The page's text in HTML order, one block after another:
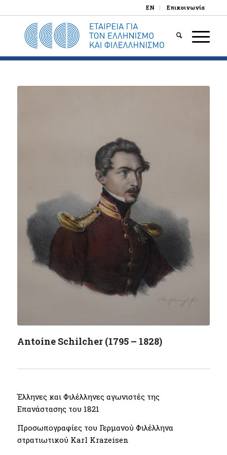
EN Επικοινωνία
Antoine Schilcher (1795 – 1828)
Έλληνες και Φιλέλληνες αγωνιστές της
Επανάστασης του 1821
Προσωπογραφίες του Γερμανού Φιλέλληνα
στρατιωτικού Karl Krazeisen